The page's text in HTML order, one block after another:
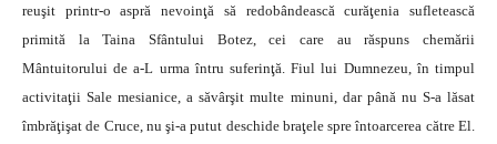
reuşit printr-o aspră nevoinţă să redobândească curăţenia sufletească
primită la Taina Sfântului Botez, cei care au răspuns chemării
Mântuitorului de a-L urma întru suferinţă. Fiul lui Dumnezeu, în timpul
activitaţii Sale mesianice, a săvârşit multe minuni, dar până nu S-a lăsat
îmbrăţişat de Cruce, nu şi-a putut deschide braţele spre întoarcerea către El.